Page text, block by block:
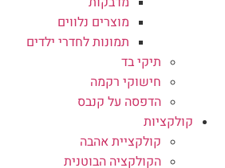
מוצרים נלווים
תמונות לחדרי ילדים
תיקי בד
חישוקי רקמה
הדפסה על קנבס
קולקציות
קולקציית אהבה
הקולקציה הבוטנית